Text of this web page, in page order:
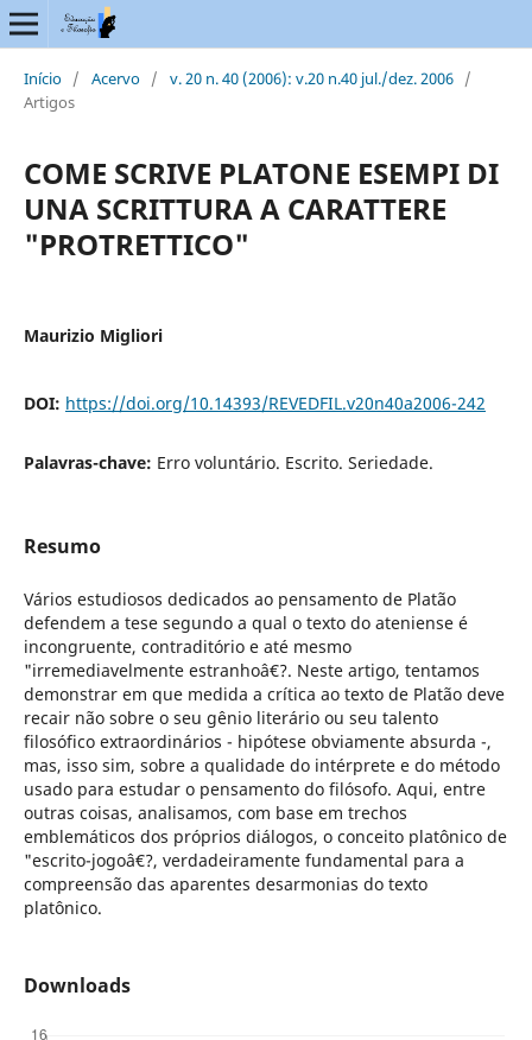
Início / Acervo / v. 20 n. 40 (2006): v.20 n.40 jul./dez. 2006 /
Artigos
COME SCRIVE PLATONE ESEMPI DI
UNA SCRITTURA A CARATTERE
"PROTRETTICO"
Maurizio Migliori
DOI: https://doi.org/10.14393/REVEDFIL.v20n40a2006-242
Palavras-chave: Erro voluntário. Escrito. Seriedade.
Resumo
Vários estudiosos dedicados ao pensamento de Platão
defendem a tese segundo a qual o texto do ateniense é
incongruente, contraditório e até mesmo
"irremediavelmente estranhoâ€?. Neste artigo, tentamos
demonstrar em que medida a crítica ao texto de Platão deve
recair não sobre o seu gênio literário ou seu talento
filosófico extraordinários - hipótese obviamente absurda -,
mas, isso sim, sobre a qualidade do intérprete e do método
usado para estudar o pensamento do filósofo. Aqui, entre
outras coisas, analisamos, com base em trechos
emblemáticos dos próprios diálogos, o conceito platônico de
"escrito-jogoâ€?, verdadeiramente fundamental para a
compreensão das aparentes desarmonias do texto
platônico.
Downloads